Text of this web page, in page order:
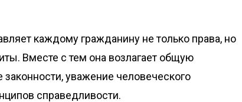
каж­дому гражданину не только права, но
Вместе с тем она возлагает общую
законности, уважение человеческого
справедливости.